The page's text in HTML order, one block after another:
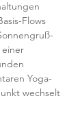
Flows
einer
Yoga-
wechselt